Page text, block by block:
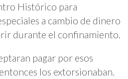
Histórico para
a cambio de dinero
durante el confinamiento.
pagar por esos
los extorsionaban.